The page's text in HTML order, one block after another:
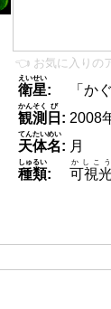
👈 お気に入りの
衛星
えいせい
:
「か
観測
かんそく
日
び
: 2008
天体名
てんたいめい
: 月
種類
しゅるい
: 可視
かしこう